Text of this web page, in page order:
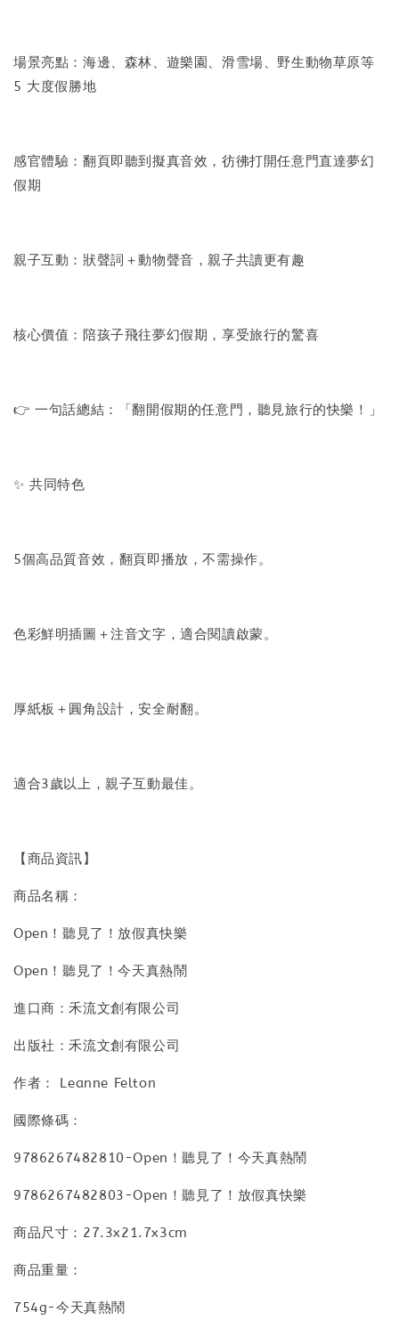
場景亮點：海邊、森林、遊樂園、滑雪場、野生動物草原等
5 大度假勝地
感官體驗：翻頁即聽到擬真音效，彷彿打開任意門直達夢幻
假期
親子互動：狀聲詞＋動物聲音，親子共讀更有趣
核心價值：陪孩子飛往夢幻假期，享受旅行的驚喜
👉 一句話總結：「翻開假期的任意門，聽見旅行的快樂！」
✨ 共同特色
5個高品質音效，翻頁即播放，不需操作。
色彩鮮明插圖＋注音文字，適合閱讀啟蒙。
厚紙板＋圓角設計，安全耐翻。
適合3歲以上，親子互動最佳。
【商品資訊】
商品名稱：
Open！聽見了！放假真快樂
Open！聽見了！今天真熱鬧
進口商：禾流文創有限公司
出版社：禾流文創有限公司
作者： Leanne Felton
國際條碼：
9786267482810-Open！聽見了！今天真熱鬧
9786267482803-Open！聽見了！放假真快樂
商品尺寸：27.3x21.7x3cm
商品重量：
754g-今天真熱鬧